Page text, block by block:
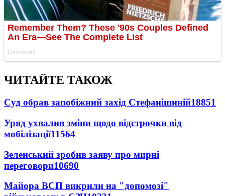
ЧИТАЙТЕ ТАКОЖ
Суд обрав запобіжний захід Стефанішиній18851
Уряд ухвалив зміни щодо відстрочки від
мобілізації11564
Зеленський зробив заяву про мирні
переговори10690
Майора ВСП викрили на "допомозі"